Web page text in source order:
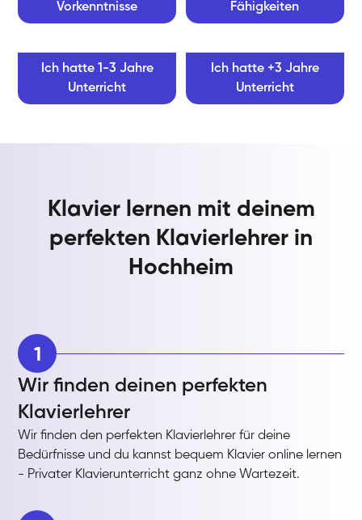
Vorkenntnisse
Fähigkeiten
Ich hatte 1-3 Jahre
Unterricht
Ich hatte +3 Jahre
Unterricht
Klavier lernen mit deinem
perfekten Klavierlehrer in
Hochheim
1
Wir finden deinen perfekten
Klavierlehrer
Wir finden den perfekten Klavierlehrer für deine
Bedürfnisse und du kannst bequem Klavier online lernen
- Privater Klavierunterricht ganz ohne Wartezeit.